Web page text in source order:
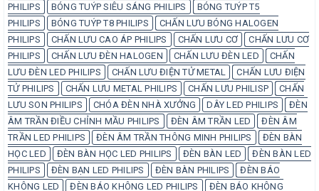
PHILIPS
BÓNG TUÝP SIÊU SÁNG PHILIPS
BÓNG TUÝP T5
PHILIPS
BÓNG TUÝP T8 PHILIPS
CHẤN LƯU BÓNG HALOGEN
PHILIPS
CHẤN LƯU CAO ÁP PHILIPS CHẤN LƯU CƠ
CHẤN LƯU CƠ
PHILIPS
CHẤN LƯU ĐÈN HALOGEN CHẤN LƯU ĐÈN LED
CHẤN
LƯU ĐÈN LED PHILIPS
CHẤN LƯU ĐIỆN TỬ METAL
CHẤN LƯU ĐIỆN
TỬ PHILIPS
CHẤN LƯU METAL PHILIPS CHẤN LƯU PHILISP
CHẤN
LƯU SON PHILIPS
CHÓA ĐÈN NHÀ XƯỞNG DÂY LED PHILIPS
ĐÈN
ÂM TRẦN ĐIỀU CHỈNH MẦU PHILIPS
ĐÈN ÂM TRẦN LED
ĐÈN ÂM
TRẦN LED PHILIPS
ĐÈN ÂM TRẦN THÔNG MINH PHILIPS
ĐÈN BÀN
HỌC LED
ĐÈN BÀN HỌC LED PHILIPS ĐÈN BÀN LED
ĐÈN BÀN LED
PHILIPS
ĐÈN BẠN LED PHILIPS ĐÈN BÀN PHILIPS
ĐÈN BÁO
KHÔNG LED
ĐÈN BÁO KHÔNG LED PHILIPS
ĐÈN BÁO KHÔNG